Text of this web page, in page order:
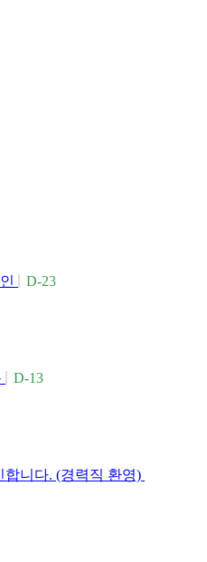
D-23
D-13
니다. (경력직 환영)